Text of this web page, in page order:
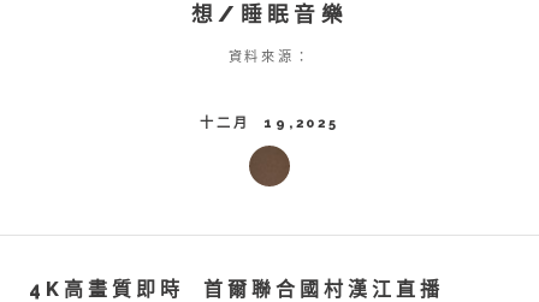
想/睡眠音樂
資料來源：
十二月 19,2025
4K高畫質即時 首爾聯合國村漢江直播